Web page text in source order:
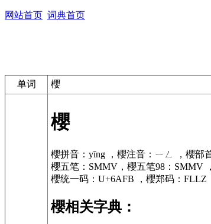
网站首页 词典首页
单词 櫻
櫻
櫻拼音：yīng ，櫻注音：ㄧㄥ ，櫻部
櫻五笔：SMMV，櫻五笔98：SMMV
櫻统一码：U+6AFB ，櫻郑码：FLLZ
櫻相关字典：